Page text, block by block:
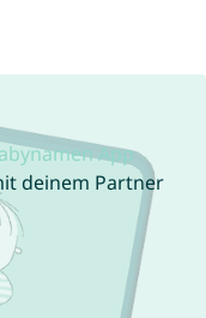
App
deinem Partner